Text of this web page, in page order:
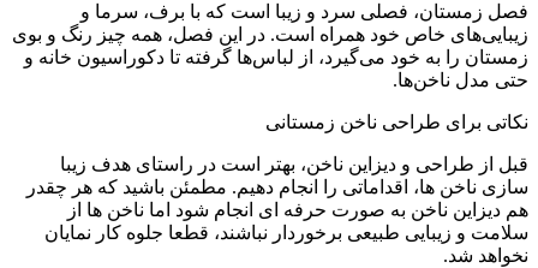
زمستان، فصلی سرد و زیبا است که با برف، سرما و
خاص خود همراه است. در این فصل، همه چیز رنگ و بوی
را به خود می‌گیرد، از لباس‌ها گرفته تا دکوراسیون خانه و
مدل ناخن‌ها.
برای طراحی ناخن زمستانی
از طراحی و دیزاین ناخن، بهتر است در راستای هدف زیبا
ناخن ها، اقداماتی را انجام دهیم. مطمئن باشید که هر چقدر
دیزاین ناخن به صورت حرفه ای انجام شود اما ناخن ها از
و زیبایی طبیعی برخوردار نباشند، قطعا جلوه کار نمایان
شد.